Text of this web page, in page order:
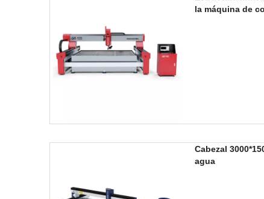
la máquina de
Cabezal
agua